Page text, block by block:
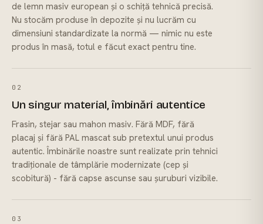
de lemn masiv european și o schiță tehnică precisă.
Nu stocăm produse în depozite și nu lucrăm cu
dimensiuni standardizate la normă — nimic nu este
produs în masă, totul e făcut exact pentru tine.
02
Un singur material, îmbinări autentice
Frasin, stejar sau mahon masiv. Fără MDF, fără
placaj și fără PAL mascat sub pretextul unui produs
autentic. Îmbinările noastre sunt realizate prin tehnici
tradiționale de tâmplărie modernizate (cep și
scobitură) - fără capse ascunse sau șuruburi vizibile.
03